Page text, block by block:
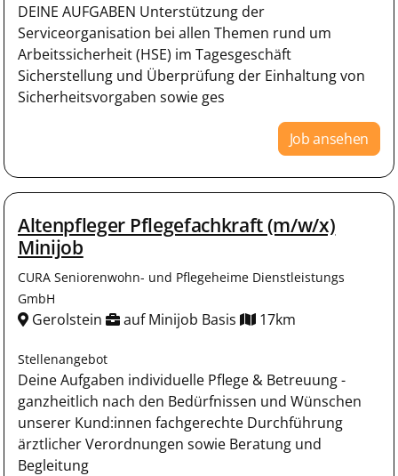
DEINE AUFGABEN Unterstützung der
Serviceorganisation bei allen Themen rund um
Arbeitssicherheit (HSE) im Tagesgeschäft
Sicherstellung und Überprüfung der Einhaltung von
Sicherheitsvorgaben sowie ges
Job ansehen
Altenpfleger Pflegefachkraft (m/w/x)
Minijob
CURA Seniorenwohn- und Pflegeheime Dienstleistungs
GmbH
Gerolstein auf Minijob Basis 17km
Stellenangebot
Deine Aufgaben individuelle Pflege & Betreuung -
ganzheitlich nach den Bedürfnissen und Wünschen
unserer Kund:innen fachgerechte Durchführung
ärztlicher Verordnungen sowie Beratung und
Begleitung